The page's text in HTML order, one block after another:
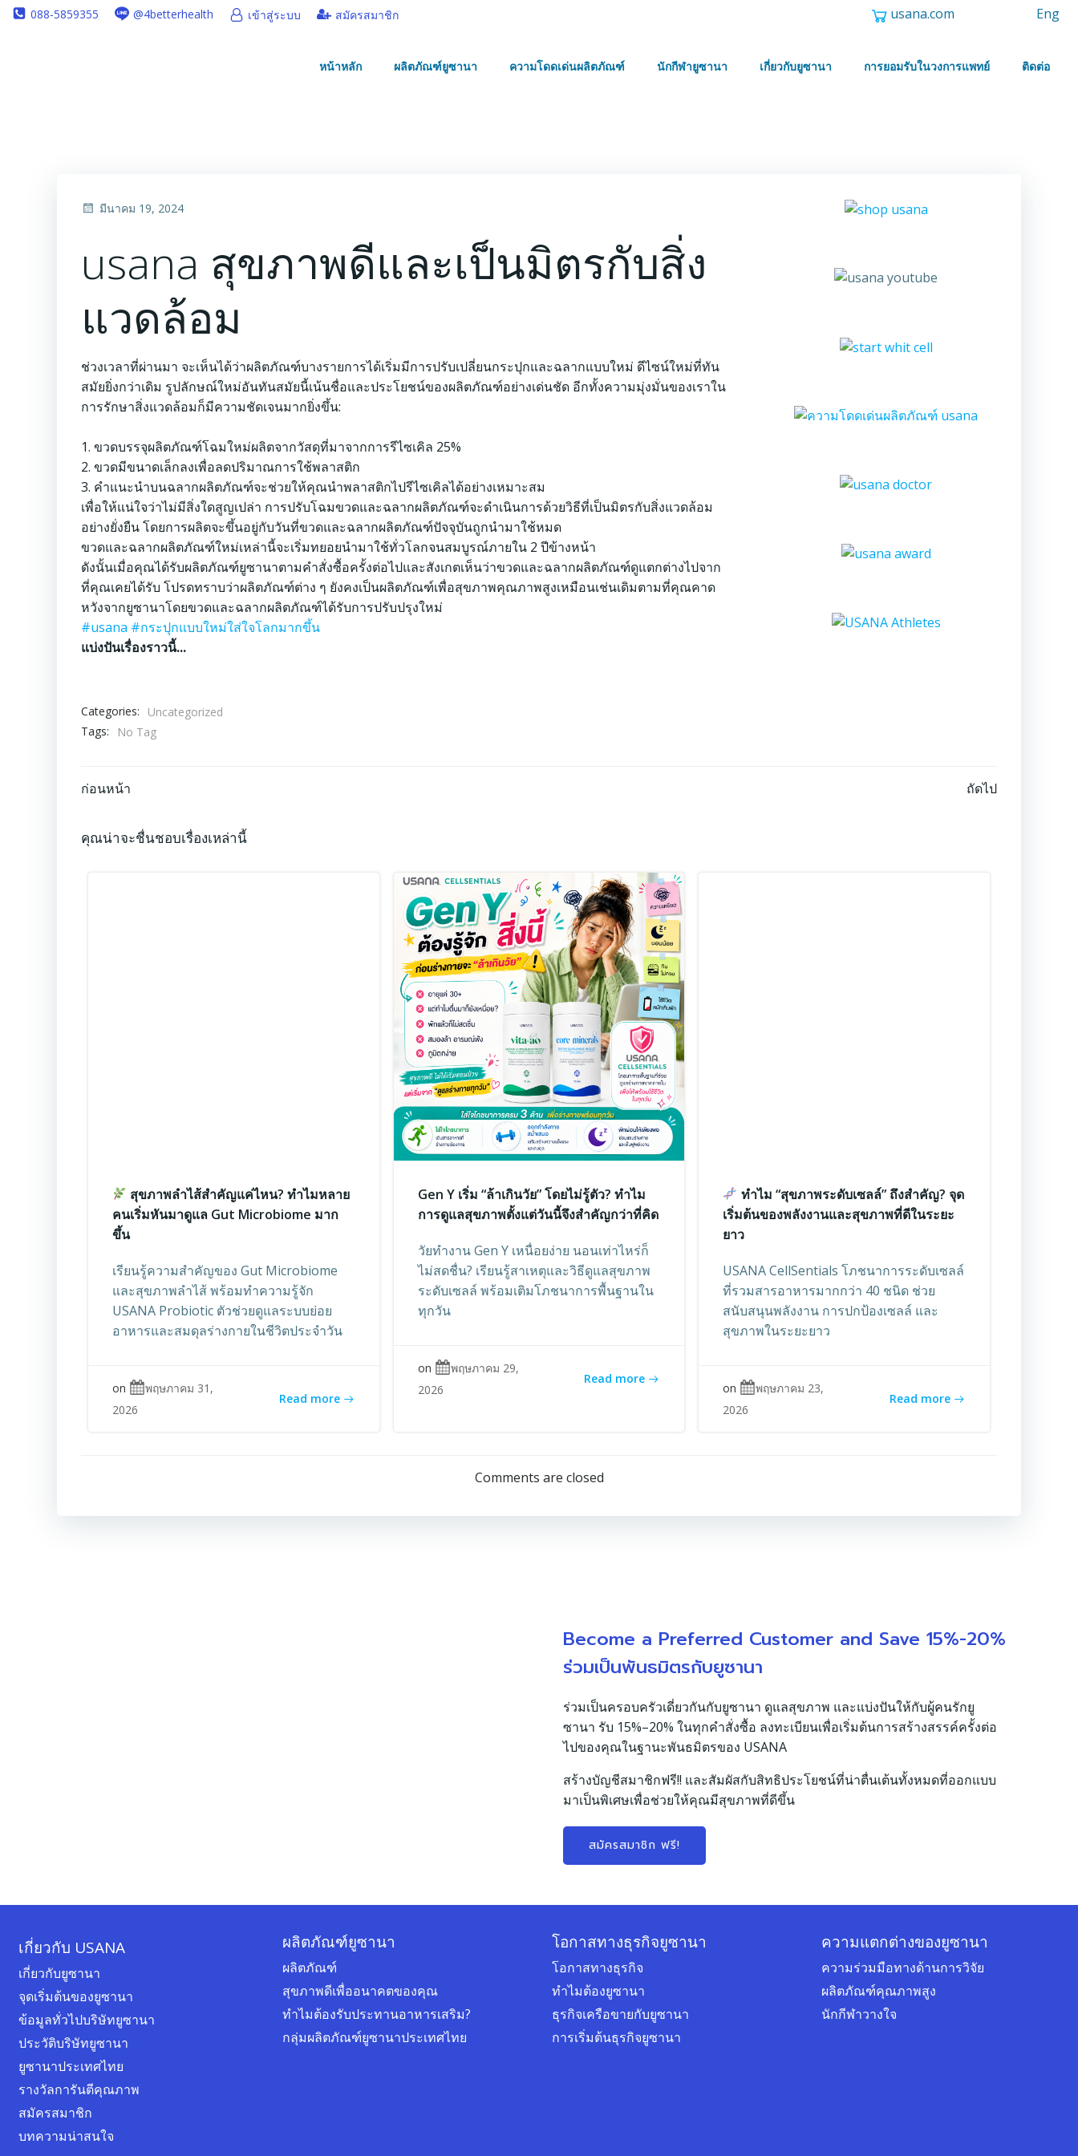
Skip 088-5859355 @4betterhealth เข้าสู่ระบบ สมัครสมาชิก usana.com Eng
หน้าหลัก ผลิตภัณฑ์ยูซานา ความโดดเด่นผลิตภัณฑ์ นักกีฬายูซานา เกี่ยวกับยูซานา การยอมรับในวงการแพทย์ ติดต่อ
มีนาคม 19, 2024
usana สุขภาพดีและเป็นมิตรกับสิ่ง
แวดล้อม
ช่วงเวลาที่ผ่านมา จะเห็นได้ว่าผลิตภัณฑ์บางรายการได้เริ่มมีการปรับเปลี่ยนกระปุกและฉลากแบบใหม่ ดีไซน์ใหม่ที่ทัน
สมัยยิ่งกว่าเดิม รูปลักษณ์ใหม่อันทันสมัยนี้เน้นชื่อและประโยชน์ของผลิตภัณฑ์อย่างเด่นชัด อีกทั้งความมุ่งมั่นของเราใน
การรักษาสิ่งแวดล้อมก็มีความชัดเจนมากยิ่งขึ้น:
1. ขวดบรรจุผลิตภัณฑ์โฉมใหม่ผลิตจากวัสดุที่มาจากการรีไซเคิล 25%
2. ขวดมีขนาดเล็กลงเพื่อลดปริมาณการใช้พลาสติก
3. คำแนะนำบนฉลากผลิตภัณฑ์จะช่วยให้คุณนำพลาสติกไปรีไซเคิลได้อย่างเหมาะสม
เพื่อให้แน่ใจว่าไม่มีสิ่งใดสูญเปล่า การปรับโฉมขวดและฉลากผลิตภัณฑ์จะดำเนินการด้วยวิธีที่เป็นมิตรกับสิ่งแวดล้อม
อย่างยั่งยืน โดยการผลิตจะขึ้นอยู่กับวันที่ขวดและฉลากผลิตภัณฑ์ปัจจุบันถูกนำมาใช้หมด
ขวดและฉลากผลิตภัณฑ์ใหม่เหล่านี้จะเริ่มทยอยนำมาใช้ทั่วโลกจนสมบูรณ์ภายใน 2 ปีข้างหน้า
ดังนั้นเมื่อคุณได้รับผลิตภัณฑ์ยูซานาตามคำสั่งซื้อครั้งต่อไปและสังเกตเห็นว่าขวดและฉลากผลิตภัณฑ์ดูแตกต่างไปจาก
ที่คุณเคยได้รับ โปรดทราบว่าผลิตภัณฑ์ต่าง ๆ ยังคงเป็นผลิตภัณฑ์เพื่อสุขภาพคุณภาพสูงเหมือนเช่นเดิมตามที่คุณคาด
หวังจากยูซานาโดยขวดและฉลากผลิตภัณฑ์ได้รับการปรับปรุงใหม่
#usana #กระปุกแบบใหม่ใส่ใจโลกมากขึ้น
แบ่งปันเรื่องราวนี้...
Categories:
Uncategorized
Tags:
No Tag
Post
navigation
ก่อนหน้า ถัดไป
คุณน่าจะชื่นชอบเรื่องเหล่านี้
สุขภาพลำไส้สำคัญแค่ไหน? ทำไมหลาย
คนเริ่มหันมาดูแล Gut Microbiome มาก
ขึ้น
เรียนรู้ความสำคัญของ Gut Microbiome
และสุขภาพลำไส้ พร้อมทำความรู้จัก
USANA Probiotic ตัวช่วยดูแลระบบย่อย
อาหารและสมดุลร่างกายในชีวิตประจำวัน
on
พฤษภาคม 31,
2026
Read more
Gen Y เริ่ม “ล้าเกินวัย” โดยไม่รู้ตัว? ทำไม
การดูแลสุขภาพตั้งแต่วันนี้จึงสำคัญกว่าที่คิด
วัยทำงาน Gen Y เหนื่อยง่าย นอนเท่าไหร่ก็
ไม่สดชื่น? เรียนรู้สาเหตุและวิธีดูแลสุขภาพ
ระดับเซลล์ พร้อมเติมโภชนาการพื้นฐานใน
ทุกวัน
on
พฤษภาคม 29,
2026
Read more
ทำไม “สุขภาพระดับเซลล์” ถึงสำคัญ? จุด
เริ่มต้นของพลังงานและสุขภาพที่ดีในระยะ
ยาว
USANA CellSentials โภชนาการระดับเซลล์
ที่รวมสารอาหารมากกว่า 40 ชนิด ช่วย
สนับสนุนพลังงาน การปกป้องเซลล์ และ
สุขภาพในระยะยาว
on
พฤษภาคม 23,
2026
Read more
Comments are closed
Become a Preferred Customer and Save 15%-20%
ร่วมเป็นพันธมิตรกับยูซานา
ร่วมเป็นครอบครัวเดี่ยวกันกับยูซานา ดูแลสุขภาพ และแบ่งปันให้กับผู้คนรักยู
ซานา รับ 15%–20% ในทุกคำสั่งซื้อ ลงทะเบียนเพื่อเริ่มต้นการสร้างสรรค์ครั้งต่อ
ไปของคุณในฐานะพันธมิตรของ USANA
สร้างบัญชีสมาชิกฟรี!! และสัมผัสกับสิทธิประโยชน์ที่น่าตื่นเต้นทั้งหมดที่ออกแบบ
มาเป็นพิเศษเพื่อช่วยให้คุณมีสุขภาพที่ดีขึ้น
สมัครสมาชิก ฟรี!
เกี่ยวกับ USANA
เกี่ยวกับยูซานา
จุดเริ่มต้นของยูซานา
ข้อมูลทั่วไปบริษัทยูซานา
ประวัติบริษัทยูซานา
ยูซานาประเทศไทย
รางวัลการันตีคุณภาพ
สมัครสมาชิก
บทความน่าสนใจ
ผลิตภัณฑ์ยูซานา
ผลิตภัณฑ์
สุขภาพดีเพื่ออนาคตของคุณ
ทำไมต้องรับประทานอาหารเสริม?
กลุ่มผลิตภัณฑ์ยูซานาประเทศไทย
โอกาสทางธุรกิจยูซานา
โอกาสทางธุรกิจ
ทำไมต้องยูซานา
ธุรกิจเครือขายกับยูซานา
การเริ่มต้นธุรกิจยูซานา
ความแตกต่างของยูซานา
ความร่วมมือทางด้านการวิจัย
ผลิตภัณฑ์คุณภาพสูง
นักกีฬาวางใจ